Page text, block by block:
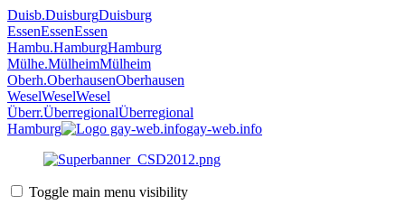
Duisb.DuisburgDuisburg
EssenEssenEssen
Hambu.HamburgHamburg
Mülhe.MülheimMülheim
Oberh.OberhausenOberhausen
WeselWeselWesel
Überr.ÜberregionalÜberregional
Hamburg
gay-web.info
Toggle main menu visibility